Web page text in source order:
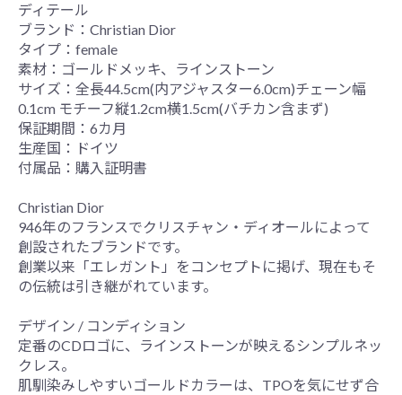
ディテール
ブランド：Christian Dior
タイプ：female
素材：ゴールドメッキ、ラインストーン
サイズ：全長44.5cm(内アジャスター6.0cm)チェーン幅
0.1cm モチーフ縦1.2cm横1.5cm(バチカン含まず)
保証期間：6カ月
生産国：ドイツ
付属品：購入証明書
Christian Dior
946年のフランスでクリスチャン・ディオールによって
創設されたブランドです。
創業以来「エレガント」をコンセプトに掲げ、現在もそ
の伝統は引き継がれています。
デザイン / コンディション
定番のCDロゴに、ラインストーンが映えるシンプルネッ
クレス。
肌馴染みしやすいゴールドカラーは、TPOを気にせず合